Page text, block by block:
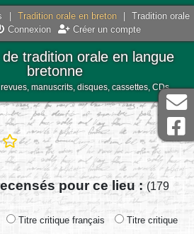
Tradition orale en breton
Tradition orale
Connexion Créer un compte
tradition orale en langue
bretonne
manuscrits, disques, cassettes, CDs
pour ce lieu :(179
Titre critique français
Titre critique